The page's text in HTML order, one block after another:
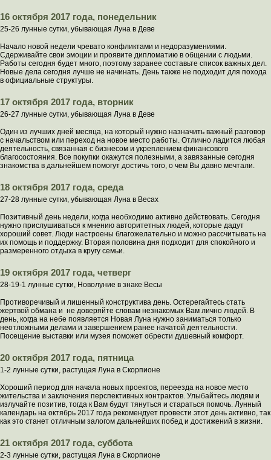
16 октября 2017 года, понедельник
25-26 лунные сутки, убывающая Луна в Деве
Начало новой недели чревато конфликтами и недоразумениями.
Сдерживайте свои эмоции и проявите дипломатию в общении с людьми.
Работы сегодня будет много, поэтому заранее составьте список важных дел.
Новые дела сегодня лучше не начинать. День также не подходит для похода
в официальные структуры.
17 октября 2017 года, вторник
26-27 лунные сутки, убывающая Луна в Деве
Один из лучших дней месяца, на который нужно назначить важный разговор
с начальством или переход на новое место работы. Отлично ладится любая
деятельность, связанная с бизнесом и укреплением финансового
благосостояния. Все покупки окажутся полезными, а завязанные сегодня
знакомства в дальнейшем помогут достичь того, о чем Вы давно мечтали.
18 октября 2017 года, среда
27-28 лунные сутки, убывающая Луна в Весах
Позитивный день недели, когда необходимо активно действовать. Сегодня
нужно прислушиваться к мнению авторитетных людей, которые дадут
хороший совет. Люди настроены благожелательно и можно рассчитывать на
их помощь и поддержку. Вторая половина дня подходит для спокойного и
размеренного отдыха в кругу семьи.
19 октября 2017 года, четверг
28-19-1 лунные сутки, Новолуние в знаке Весы
Противоречивый и лишенный конструктива день. Остерегайтесь стать
жертвой обмана и не доверяйте словам незнакомых Вам лично людей. В
день, когда на небе появляется Новая Луна нужно заниматься только
неотложными делами и завершением ранее начатой деятельности.
Посещение выставки или музея поможет обрести душевный комфорт.
20 октября 2017 года, пятница
1-2 лунные сутки, растущая Луна в Скорпионе
Хороший период для начала новых проектов, переезда на новое место
жительства и заключения перспективных контрактов. Улыбайтесь людям и
излучайте позитив, тогда к Вам будут тянуться и стараться помочь. Лунный
календарь на октябрь 2017 года рекомендует провести этот день активно, так
как это станет отличным залогом дальнейших побед и достижений в жизни.
21 октября 2017 года, суббота
2-3 лунные сутки, растущая Луна в Скорпионе